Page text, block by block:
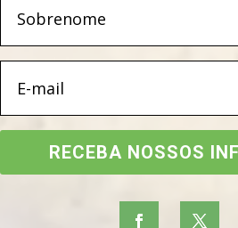
RECEBA NOSSOS